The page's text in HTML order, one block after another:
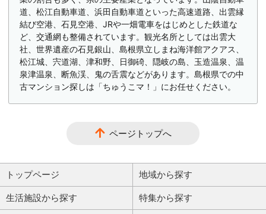
道、松江自動車道、浜田自動車道といった高速道路、出雲縁
結び空港、石見空港、JRや一畑電車をはじめとした鉄道な
ど、交通網も整備されています。観光名所としては出雲大
社、世界遺産の石見銀山、島根県立しまね海洋館アクアス、
松江城、宍道湖、津和野、日御碕、隠岐の島、玉造温泉、温
泉津温泉、断魚渓、鬼の舌震などがあります。島根県での中
古マンション探しは「ちゅうこマ！」にお任せください。
ページトップへ
トップページ 地域から探す
生活施設から探す 特集から探す